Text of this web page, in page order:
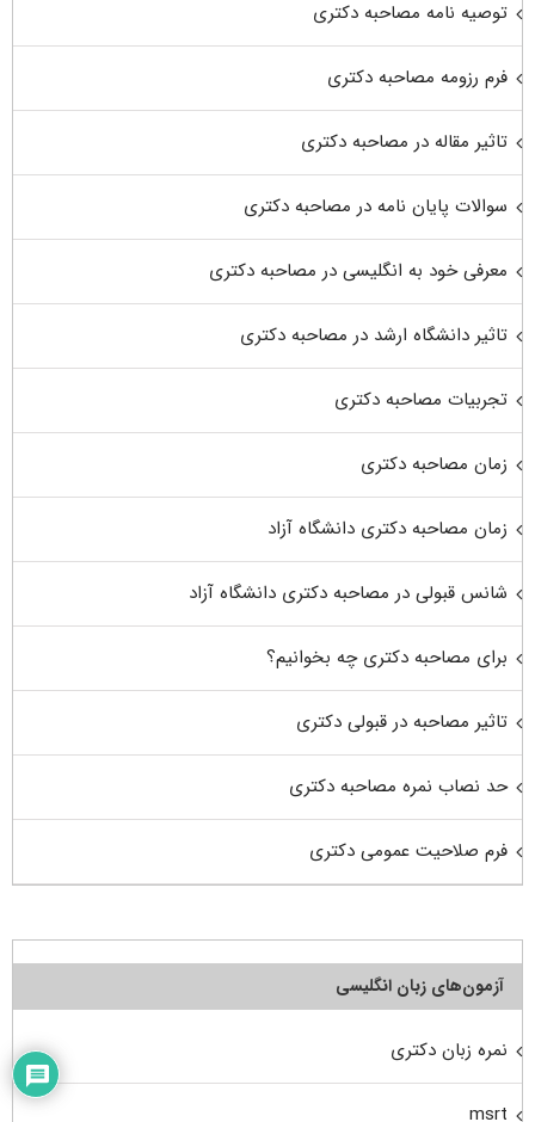
توصیه نامه مصاحبه دکتری
فرم رزومه مصاحبه دکتری
تاثیر مقاله در مصاحبه دکتری
سوالات پایان نامه در مصاحبه دکتری
معرفی خود به انگلیسی در مصاحبه دکتری
تاثیر دانشگاه ارشد در مصاحبه دکتری
تجربیات مصاحبه دکتری
زمان مصاحبه دکتری
زمان مصاحبه دکتری دانشگاه آزاد
شانس قبولی در مصاحبه دکتری دانشگاه آزاد
برای مصاحبه دکتری چه بخوانیم؟
تاثیر مصاحبه در قبولی دکتری
حد نصاب نمره مصاحبه دکتری
فرم صلاحیت عمومی دکتری
آزمون‌های زبان انگلیسی
نمره زبان دکتری
msrt